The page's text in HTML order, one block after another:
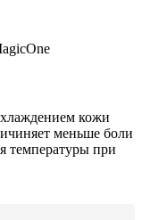
кожи
меньше боли
температуры при